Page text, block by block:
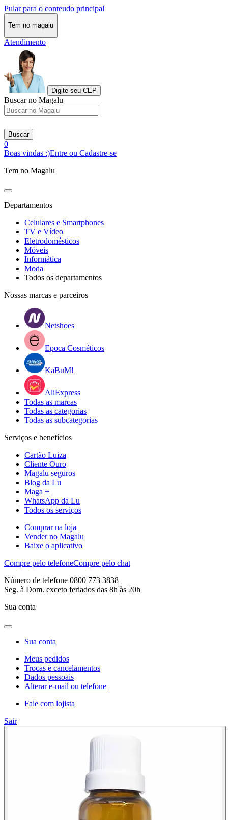
Pular para o conteudo principal
Tem no magalu
Atendimento
Digite seu CEP
Buscar no Magalu
Buscar
0
Boas vindas :)Entre ou Cadastre-se
Tem no Magalu
Departamentos
Celulares e Smartphones
TV e Vídeo
Eletrodomésticos
Móveis
Informática
Moda
Todos os departamentos
Nossas marcas e parceiros
Netshoes
Epoca Cosméticos
KaBuM!
AliExpress
Todas as marcas
Todas as categorias
Todas as subcategorias
Serviços e benefícios
Cartão Luiza
Cliente Ouro
Magalu seguros
Blog da Lu
Maga +
WhatsApp da Lu
Todos os serviços
Comprar na loja
Vender no Magalu
Baixe o aplicativo
Compre pelo telefoneCompre pelo chat
Número de telefone 0800 773 3838
Seg. à Dom. exceto feriados das 8h às 20h
Sua conta
Sua conta
Meus pedidos
Trocas e cancelamentos
Dados pessoais
Alterar e-mail ou telefone
Fale com lojista
Sair